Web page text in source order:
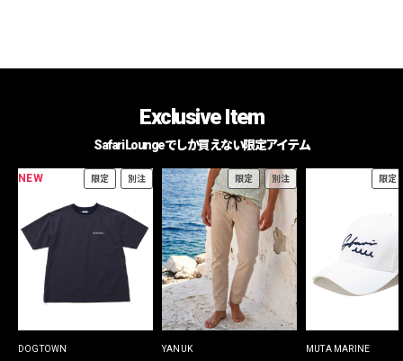
Exclusive Item
Safari Loungeでしか買えない限定アイテム
NEW 限定 別注
DOGTOWN
限定 別注
YANUK
限定
MUTA MARINE